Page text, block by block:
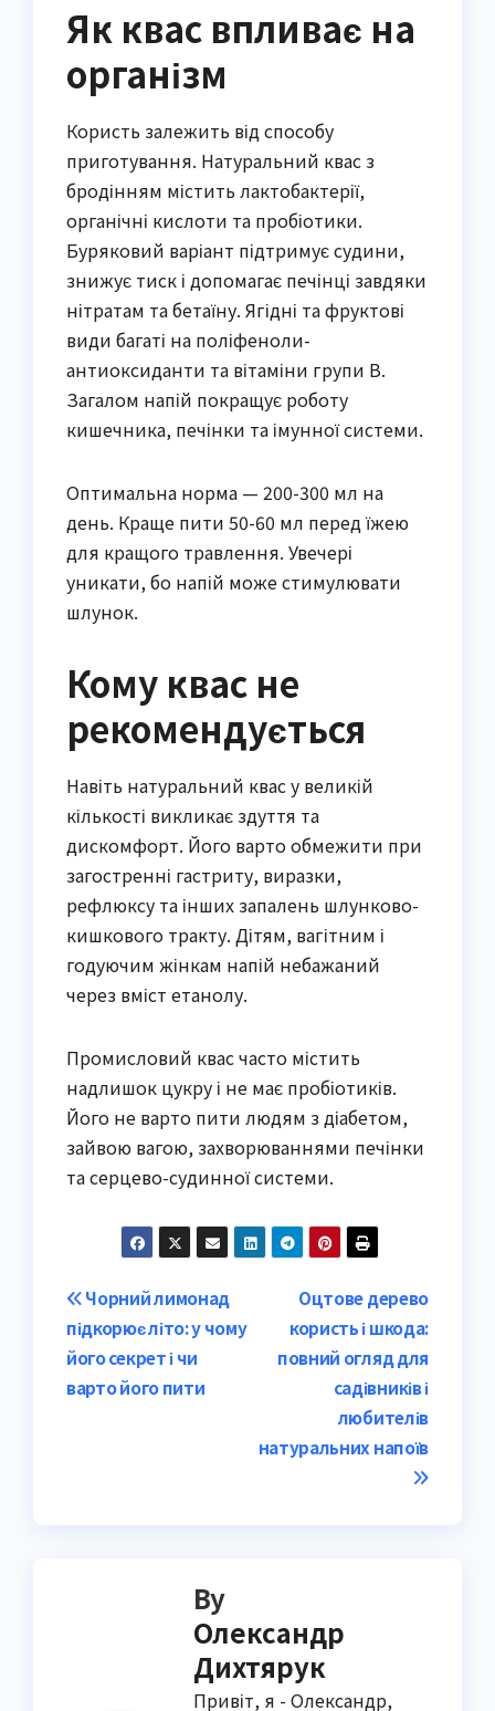
Як квас впливає на
організм
Користь залежить від способу
приготування. Натуральний квас з
бродінням містить лактобактерії,
органічні кислоти та пробіотики.
Буряковий варіант підтримує судини,
знижує тиск і допомагає печінці завдяки
нітратам та бетаїну. Ягідні та фруктові
види багаті на поліфеноли-
антиоксиданти та вітаміни групи B.
Загалом напій покращує роботу
кишечника, печінки та імунної системи.
Оптимальна норма — 200-300 мл на
день. Краще пити 50-60 мл перед їжею
для кращого травлення. Увечері
уникати, бо напій може стимулювати
шлунок.
Кому квас не
рекомендується
Навіть натуральний квас у великій
кількості викликає здуття та
дискомфорт. Його варто обмежити при
загостренні гастриту, виразки,
рефлюксу та інших запалень шлунково-
кишкового тракту. Дітям, вагітним і
годуючим жінкам напій небажаний
через вміст етанолу.
Промисловий квас часто містить
надлишок цукру і не має пробіотиків.
Його не варто пити людям з діабетом,
зайвою вагою, захворюваннями печінки
та серцево-судинної системи.
Post
navigation
Оцтове дерево
користь і шкода:
повний огляд для
садівників і
любителів
натуральних напоїв
Чорний лимонад
підкорює літо: у чому
його секрет і чи
варто його пити
By
Олександр
Дихтярук
Привіт, я - Олександр,